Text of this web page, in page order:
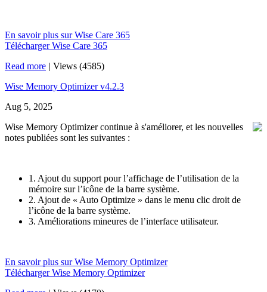
En savoir plus sur Wise Care 365
Télécharger Wise Care 365
Read more | Views (4585)
Wise Memory Optimizer v4.2.3
Aug 5, 2025
Wise Memory Optimizer continue à s'améliorer, et les nouvelles
notes publiées sont les suivantes :
1. Ajout du support pour l’affichage de l’utilisation de la
mémoire sur l’icône de la barre système.
2. Ajout de « Auto Optimize » dans le menu clic droit de
l’icône de la barre système.
3. Améliorations mineures de l’interface utilisateur.
En savoir plus sur Wise Memory Optimizer
Télécharger Wise Memory Optimizer